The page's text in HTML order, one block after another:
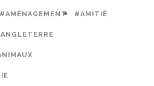
#AMÉNAGEMENT #AMITIÉ